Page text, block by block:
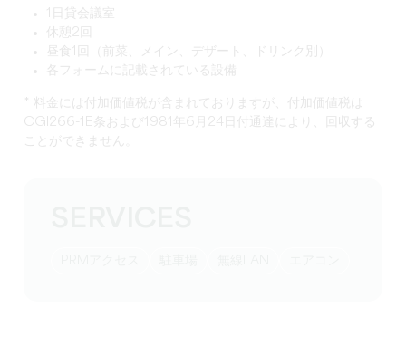
1日貸会議室
昼食1回（前菜、メイン、デザート、ドリンク別）
各フォームに記載されている設備
* 料金には付加価値税が含まれておりますが、付加価値税は
CGI266-1E条および1981年6月24日付通達により、回収する
ことができません。